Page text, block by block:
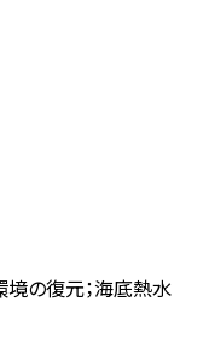
の復元；海底熱水